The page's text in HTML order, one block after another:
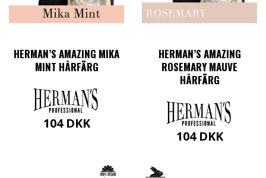
HERMAN’S AMAZING MIKA
MINT HÅRFÄRG
104 DKK
HERMAN’S AMAZING
ROSEMARY MAUVE
HÅRFÄRG
104 DKK